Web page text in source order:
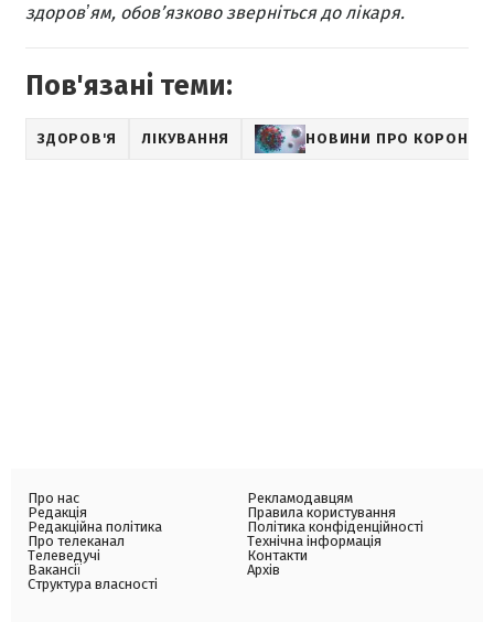
здоровʼям, обов’язково зверніться до лікаря.
Пов'язані теми:
ЗДОРОВ'Я ЛІКУВАННЯ НОВИНИ ПРО
Про нас
Редакція
Редакційна політика
Про телеканал
Телеведучі
Вакансії
Структура власності
Рекламодавцям
Правила користування
Політика конфіденційності
Технічна інформація
Контакти
Архів